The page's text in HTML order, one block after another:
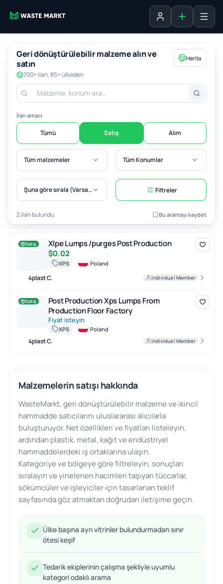
Oturum açListe ekle
Geri dönüştürülebilir malzeme alın ve
satın
700+ ilan, 85+ ülkeden
Harita
İlan amacı
Tümü Satış Alım
Tüm malzemeler Tüm Konumlar
Şuna göre sırala (Varsayılan) Filtreler
2 ilan bulundu Bu aramayı kaydet
Xlpe Lumps /purges Post Production
Satış
Xlpe Lumps /purges Post Production
$0.02
XPS Poland
4plast C. Individual Member
Post Production Xps Lumps From Production Floor Factory
Satış
Post Production Xps Lumps From
Production Floor Factory
Fiyat isteyin
XPS Poland
4plast C. Individual Member
Malzemelerin satışı hakkında
WasteMarkt, geri dönüştürülebilir malzeme ve ikincil
hammadde satıcılarını uluslararası alıcılarla
buluşturuyor. Net özellikleri ve fiyatları listeleyin,
ardından plastik, metal, kağıt ve endüstriyel
hammaddelerdeki iş ortaklarına ulaşın.
Kategoriye ve bölgeye göre filtreleyin, sonuçları
sıralayın ve yinelenen hacimleri taşıyan tüccarlar,
sökümcüler ve işleyiciler için tasarlanan teklif
sayfasında göz atmaktan doğrudan iletişime geçin.
Ülke başına ayrı vitrinler bulundurmadan sınır
ötesi keşif
Tedarik ekiplerinin çalışma şekliyle uyumlu
kategori odaklı arama